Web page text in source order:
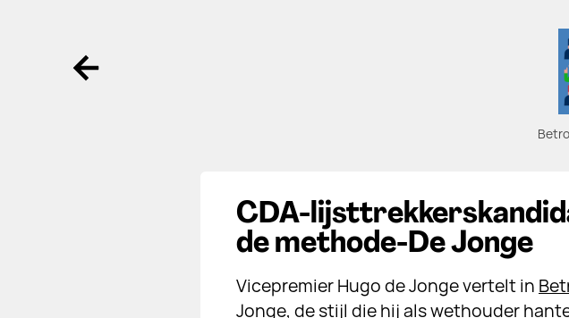
Ga terug
CDA-
de methode-De Jonge
Vicepremier Hugo de Jonge vertelt in
Jonge, de stijl die hij als wethouder